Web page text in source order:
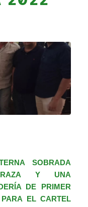
SOBRADA
Y UNA
DE PRIMER
EL CARTEL